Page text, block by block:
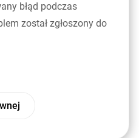
błąd podczas
został zgłoszony do